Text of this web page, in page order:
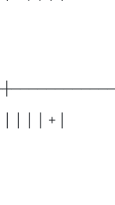
│ │ │ + │